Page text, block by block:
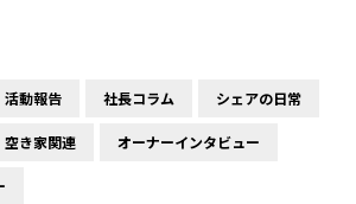
活動報告 社長コラム シェアの日常
空き家関連 オーナーインタビュー